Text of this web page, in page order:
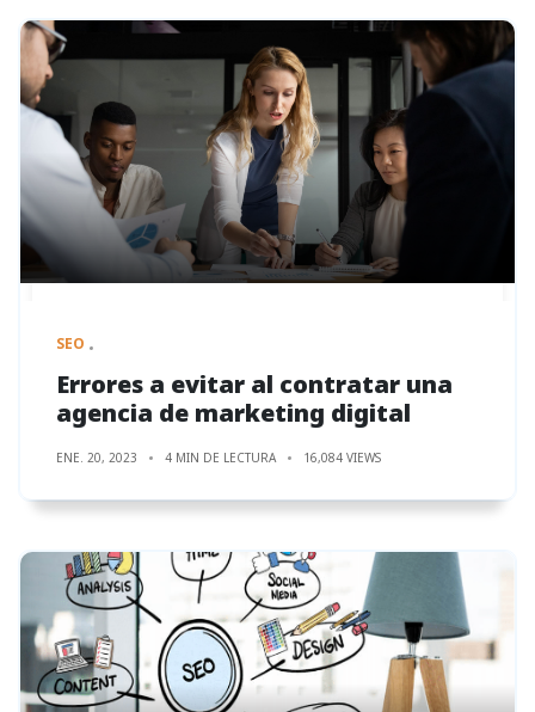
SEO
Errores a evitar al contratar una
agencia de marketing digital
ENE. 20, 2023 4 MIN DE LECTURA 16,084 VIEWS